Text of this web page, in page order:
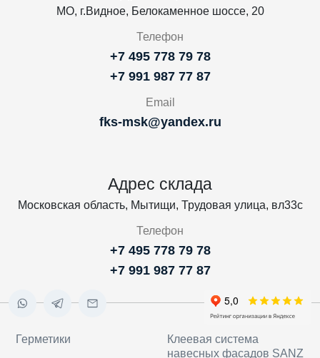
МО, г.Видное, Белокаменное шоссе, 20
Телефон
+7 495 778 79 78
+7 991 987 77 87
Email
fks-msk@yandex.ru
Адрес склада
Московская область, Мытищи, Трудовая улица, вл33с
Телефон
+7 495 778 79 78
+7 991 987 77 87
Герметики
Клеевая система
навесных фасадов SANZ